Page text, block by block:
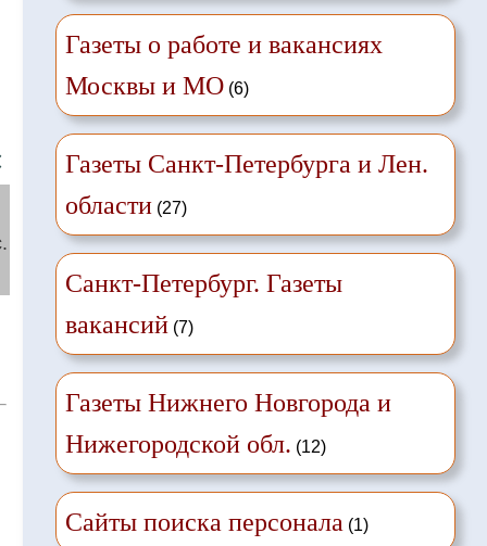
Газеты о работе и вакансиях
Москвы и МО(6)
Газеты Санкт-Петербурга и Лен.
области(27)
Санкт-Петербург. Газеты
вакансий(7)
Газеты Нижнего Новгорода и
Нижегородской обл. (12)
Сайты поиска персонала(1)